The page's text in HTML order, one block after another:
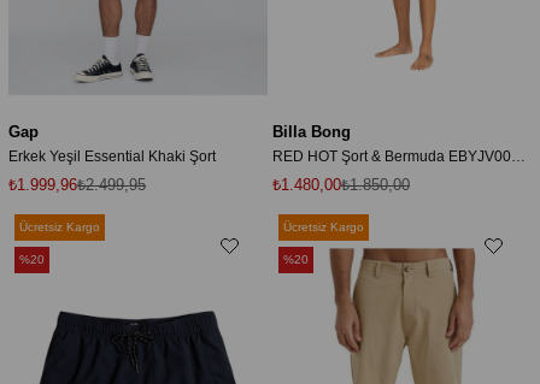
Gap
Erkek Yeşil Essential Khaki Şort
₺1.999,96₺2.499,95
Billa Bong
₺1.480,00₺1.850,00
Ücretsiz Kargo
%20
Ücretsiz Kargo
%20